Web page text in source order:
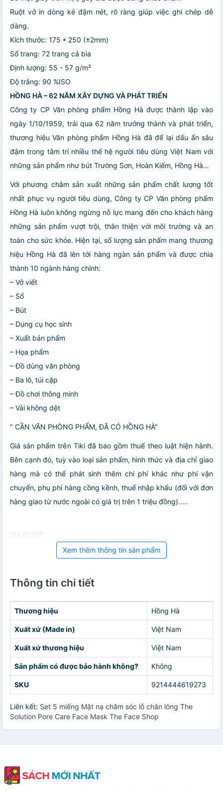
Ruột vở in dòng kẻ đậm nét, rõ ràng giúp việc ghi chép dễ
dàng.
Kích thước: 175 * 250 (±2mm)
Số trang: 72 trang cả bìa
Định lượng: 55 - 57 g/m²
Độ trắng: 90 %ISO
HỒNG HÀ – 62 NĂM XÂY DỰNG VÀ PHÁT TRIỂN
Công ty CP Văn phòng phẩm Hồng Hà được thành lập vào
ngày 1/10/1959, trải qua 62 năm trưởng thành và phát triển,
thương hiệu Văn phòng phẩm Hồng Hà đã để lại dấu ấn sâu
đậm trong tâm trí nhiều thế hệ người tiêu dùng Việt Nam với
những sản phẩm như bút Trường Sơn, Hoàn Kiếm, Hồng Hà…
Với phương châm sản xuất những sản phẩm chất lượng tốt
nhất phục vụ người tiêu dùng, Công ty CP Văn phòng phẩm
Hồng Hà luôn không ngừng nỗ lực mang đến cho khách hàng
những sản phẩm vượt trội, thân thiện với môi trường và an
toàn cho sức khỏe. Hiện tại, số lượng sản phẩm mang thương
hiệu Hồng Hà đã lên tới hàng ngàn sản phẩm và được chia
thành 10 ngành hàng chính:
– Vở viết
– Sổ
– Bút
– Dụng cụ học sinh
– Xuất bản phẩm
– Họa phẩm
– Đồ dùng văn phòng
– Ba lô, túi cặp
– Đồ chơi thông minh
– Vải không dệt
" CẦN VĂN PHÒNG PHẨM, ĐÃ CÓ HỒNG HÀ"
Giá sản phẩm trên Tiki đã bao gồm thuế theo luật hiện hành.
Bên cạnh đó, tuỳ vào loại sản phẩm, hình thức và địa chỉ giao
hàng mà có thể phát sinh thêm chi phí khác như phí vận
chuyển, phụ phí hàng cồng kềnh, thuế nhập khẩu (đối với đơn
hàng giao từ nước ngoài có giá trị trên 1 triệu đồng).....
Giá SLERF
Xem thêm thông tin sản phẩm
Thông tin chi tiết
Thương hiệu Hồng Hà
Xuất xứ (Made in) Việt Nam
Xuất xứ thương hiệu Việt Nam
Sản phẩm có được bảo hành không? Không
SKU 9214444619273
Liên kết: Set 5 miếng Mặt nạ chăm sóc lỗ chân lông The
Solution Pore Care Face Mask The Face Shop